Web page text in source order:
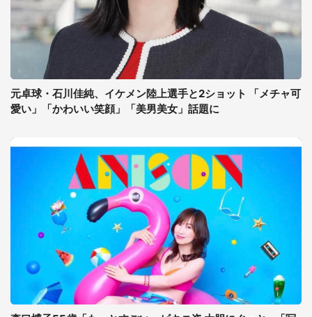
元卓球・石川佳純、イケメン陸上選手と2ショット 「メチャ可
愛い」「かわいい笑顔」「美男美女」話題に